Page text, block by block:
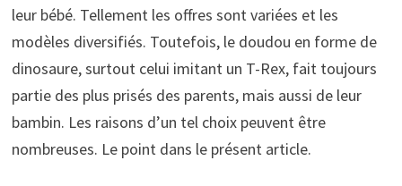
leur bébé. Tellement les offres sont variées et les
modèles diversifiés. Toutefois, le doudou en forme de
dinosaure, surtout celui imitant un T-Rex, fait toujours
partie des plus prisés des parents, mais aussi de leur
bambin. Les raisons d’un tel choix peuvent être
nombreuses. Le point dans le présent article.